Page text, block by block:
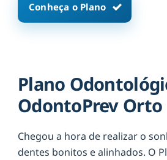
Conheça o Plano
Plano
OdontoPrev Orto
Chegou a hora de realizar o
dentes bonitos e alinhados. O